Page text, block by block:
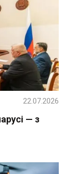
— з
22.07.2026